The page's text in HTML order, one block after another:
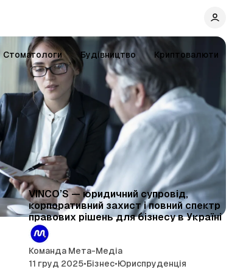
Стоматологи Будівництво
Криптовалюти
9 хв читання
VINCO’S — юридичний супровід,
корпоративний захист і повний спектр
правових рішень для бізнесу в Україні
Команда Мета-Медіа
11 груд 2025•Бізнес•Юриспруденція